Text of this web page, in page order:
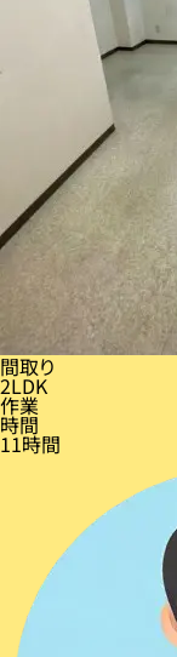
間取り
2LDK
作業
時間
11時間